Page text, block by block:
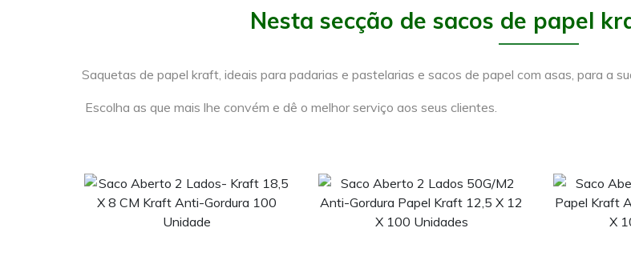
Nesta secção de sacos de papel
Saquetas de papel kraft, ideais para padarias e pastelarias e sacos de papel com asas, para a
Escolha as que mais lhe convém e dê o melhor serviço aos seus clientes.